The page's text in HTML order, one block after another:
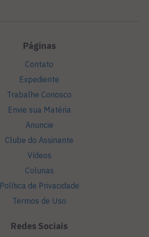
Páginas
Contato
Expediente
Trabalhe Conosco
Envie sua Matéria
Anuncie
Clube do Assinante
Vídeos
Colunas
Política de Privacidade
Termos de Uso
Redes Sociais